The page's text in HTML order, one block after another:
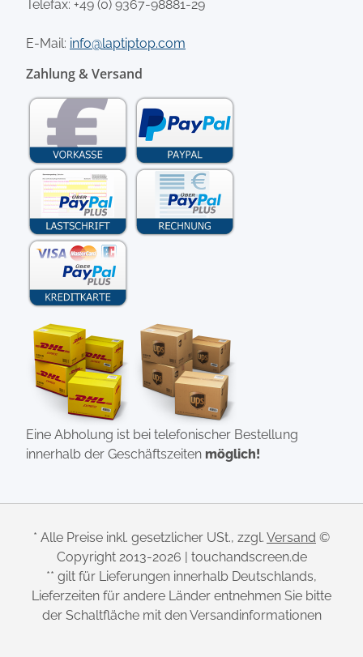
Telefax: +49 (0) 9367-98881-29
E-Mail: info@laptiptop.com
Zahlung & Versand
Eine Abholung ist bei telefonischer Bestellung
innerhalb der Geschäftszeiten möglich!
* Alle Preise inkl. gesetzlicher USt., zzgl. Versand ©
Copyright 2013-2026 | touchandscreen.de
** gilt für Lieferungen innerhalb Deutschlands,
Lieferzeiten für andere Länder entnehmen Sie bitte
der Schaltfläche mit den Versandinformationen